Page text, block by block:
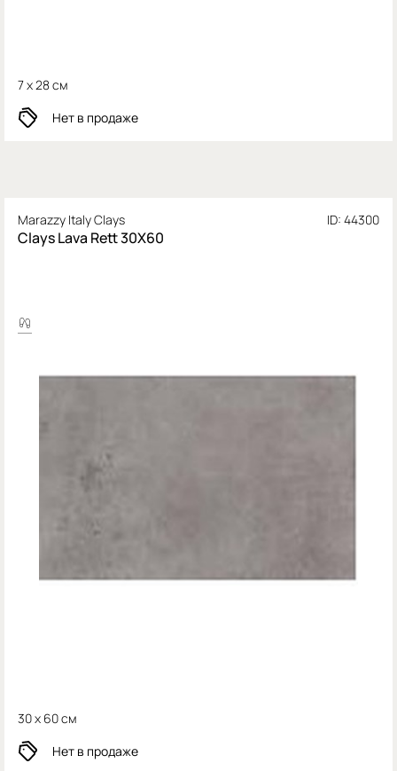
7 x 28 см
Нет в продаже
Marazzy Italy Clays ID: 44300
Clays Lava Rett 30X60
30 x 60 см
Нет в продаже